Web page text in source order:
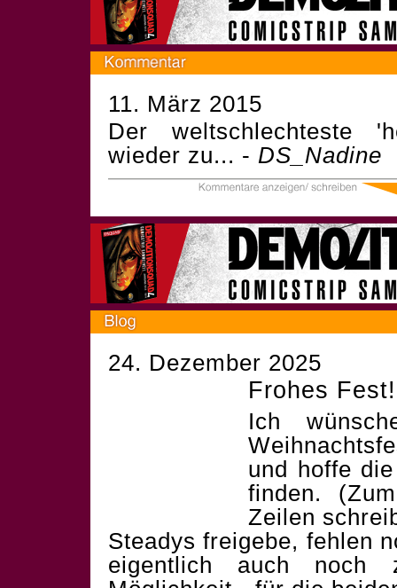
11. März 2015
Der weltschlechteste
wieder zu... - DS_Nadine
24. Dezember 2025
Frohes Fest!
Ich
und hoffe
finden.
Zeilen
Steadys freigebe, fehlen
eigentlich auch noch